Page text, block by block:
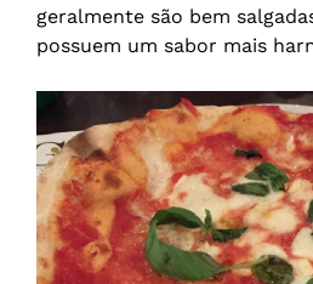
geralmente são bem
possuem um sabor mais